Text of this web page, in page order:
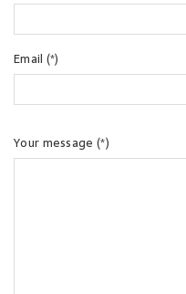
Email (*)
Your message (*)